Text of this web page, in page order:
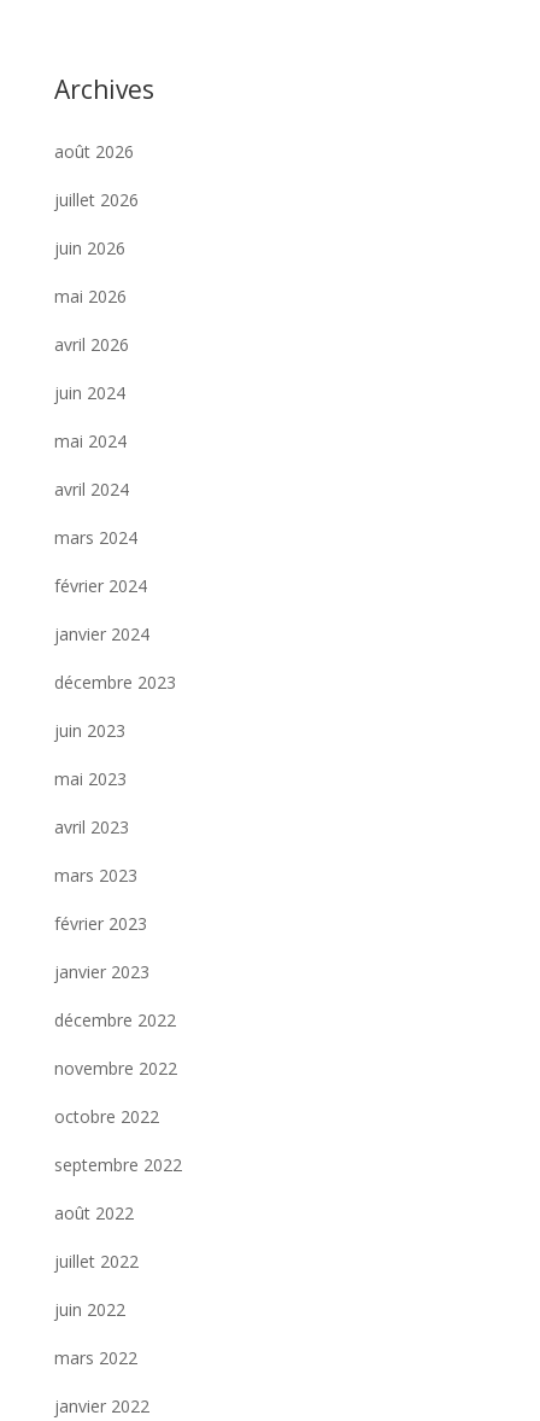
Archives
août 2026
juillet 2026
juin 2026
mai 2026
avril 2026
juin 2024
mai 2024
avril 2024
mars 2024
février 2024
janvier 2024
décembre 2023
juin 2023
mai 2023
avril 2023
mars 2023
février 2023
janvier 2023
décembre 2022
novembre 2022
octobre 2022
septembre 2022
août 2022
juillet 2022
juin 2022
mars 2022
janvier 2022